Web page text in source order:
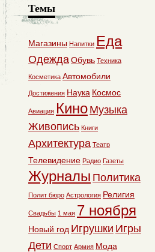
Темы
Магазины Напитки Еда
ОдеждаОбувь Техника
Косметика Автомобили
Достижения Наука Космос
Авиация Кино Музыка
Живопись Книги
Архитектура Театр
Телевидение Радио Газеты
Журналы Политика
Полит бюро Астрология Религия
Свадьбы 1 мая 7 ноября
Новый год Игрушки Игры
Дети Спорт Армия Мода